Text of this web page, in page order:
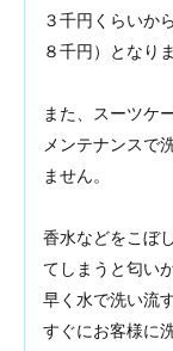
３千円くらいか
８千円）となり
また、スーツケ
メンテナンスで
ません。
香水などをこぼ
てしまうと匂い
早く水で洗い流
すぐにお客様に